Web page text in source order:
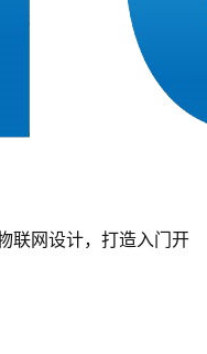
联网设计，打造入门开